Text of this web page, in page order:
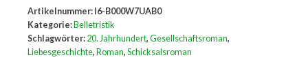
Menge
Artikelnummer: I6-B000W7UAB0
Kategorie: Belletristik
Schlagwörter: 20. Jahrhundert, Gesellschaftsroman,
Liebesgeschichte, Roman, Schicksalsroman